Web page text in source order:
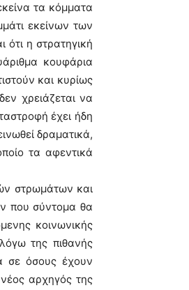
τα κόμματα
εκείνων των
ότι η στρατηγική
κουφάρια
και κυρίως
χρειάζεται να
έχει ήδη
δραματικά,
τα αφεντικά
στρωμάτων και
που σύντομα θα
κοινωνικής
της πιθανής
σε όσους έχουν
αρχηγός της